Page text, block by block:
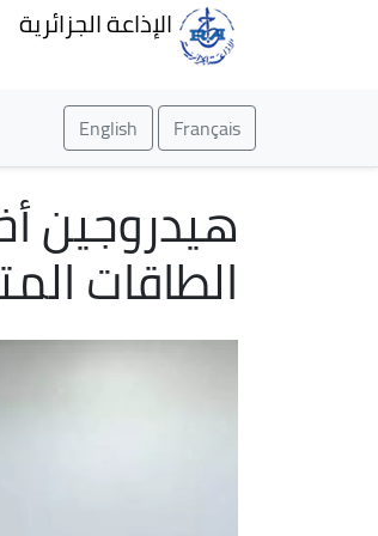
الإذاعة الجزائرية
Français
English
هيدروجين
الطاقات